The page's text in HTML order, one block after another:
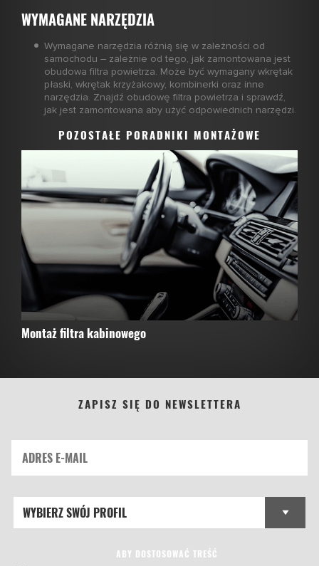
WYMAGANE NARZĘDZIA
Wymagane narzędzia różnią się w zależności od
samochodu – zależnie od tego, jak zamontowana jest
obudowa filtra powietrza. Może być wymagany wkrętak
płaski, wkrętak krzyżakowy, kombinerki oraz inne
narzędzia. Znajdź obudowę filtra powietrza i sprawdź,
jak jest zamontowana aby użyć odpowiednich narzędzi.
POZOSTAŁE PORADNIKI MONTAŻOWE
Montaż filtra kabinowego
ZAPISZ SIĘ DO NEWSLETTERA
ABY DOSTOSOWAĆ TREŚĆ